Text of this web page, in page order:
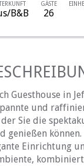
B&B
GÄSTE
26
Guesthouse in
und
Sie die
genießen können.
Einrichtung